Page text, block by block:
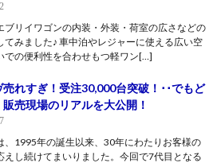
ブリイワゴンの内装・外装・荷室の広さなどの
てみました♪ 車中泊やレジャーに使える広い空
での便利性を合わせもつ軽ワン[…]
売れすぎ！受注30,000台突破！･･でもど
売現場のリアルを大公開！
、1995年の誕生以来、30年にわたりお客様の
えし続けてまいりました。今回で7代目となる